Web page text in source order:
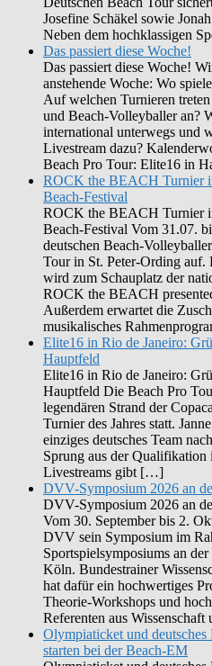
Josefine Schäkel sowie
Neben dem hochklassigen
Das passiert diese Woche!
Das passiert diese Woche!
anstehende Woche: Wo
Auf welchen Turnieren
und Beach-Volleyballer an?
international unterwegs und
Livestream dazu?
Beach Pro Tour: Elite16 in
ROCK the BEACH Turnier
Beach-Festival
ROCK the BEACH Turnier
Beach-Festival Vom 31.07.
deutschen Beach-
Tour in St. Peter-Ording auf.
wird zum Schauplatz der
ROCK the BEACH
Außerdem erwartet die
musikalisches
Elite16 in Rio de Janeiro:
Hauptfeld
Elite16 in Rio de Janeiro:
Hauptfeld Die Beach Pro
legendären Strand der
Turnier des Jahres statt.
einziges deutsches Team
Sprung aus der Qualifikation
Livestreams gibt […]
DVV-Symposium 2026 an
DVV-Symposium 2026 an
Vom 30. September bis 2.
DVV sein Symposium im
Sportspielsymposiums an
Köln. Bundestrainer
hat dafür ein hochwertiges
Theorie-Workshops und
Referenten aus
Olympiaticket und
starten bei der Beach-EM